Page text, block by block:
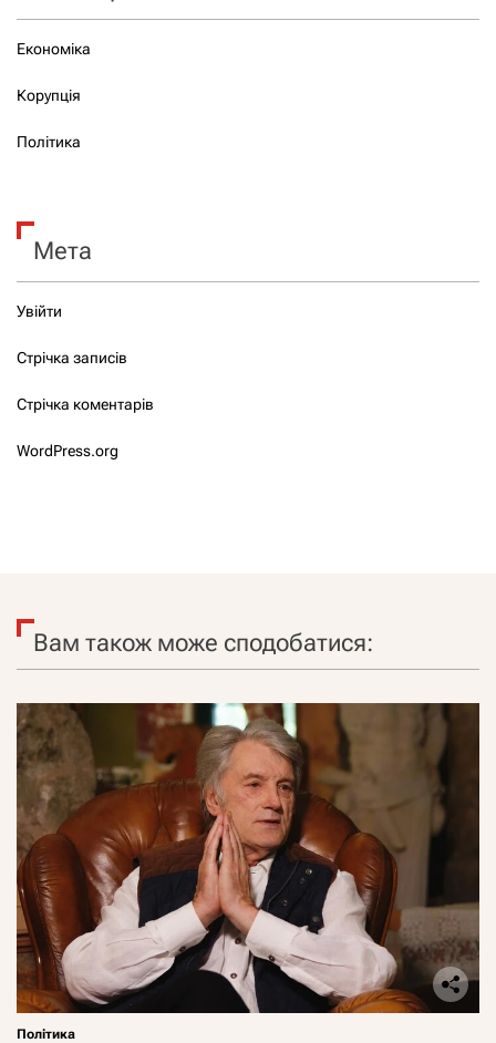
Економіка
Корупція
Політика
Мета
Увійти
Стрічка записів
Стрічка коментарів
WordPress.org
Вам також може сподобатися:
Політика